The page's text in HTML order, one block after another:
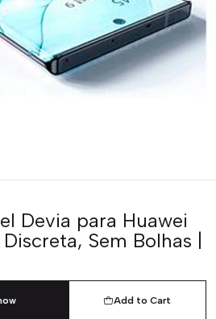
Devia para Huawei
Sem Bolhas |
Add to Cart